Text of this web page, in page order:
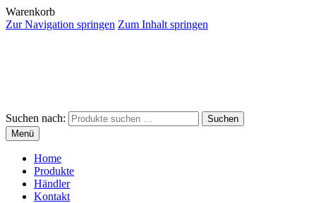
Warenkorb
Zur Navigation springen Zum Inhalt springen
Suchen nach:
Suchen
Menü
Home
Produkte
Händler
Kontakt